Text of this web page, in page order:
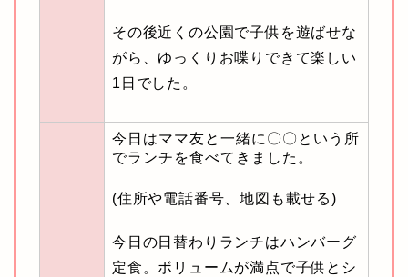
その後近くの公園で子供を遊ばせな
がら、ゆっくりお喋りできて楽しい
1日でした。
今日はママ友と一緒に〇〇という所
でランチを食べてきました。
(住所や電話番号、地図も載せる)
今日の日替わりランチはハンバーグ
定食。ボリュームが満点で子供とシ